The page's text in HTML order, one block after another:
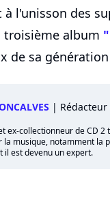
l'unisson des
troisième album
de sa
|
ex-collectionneur de CD 2
la musique, notamment la
il est devenu un expert.